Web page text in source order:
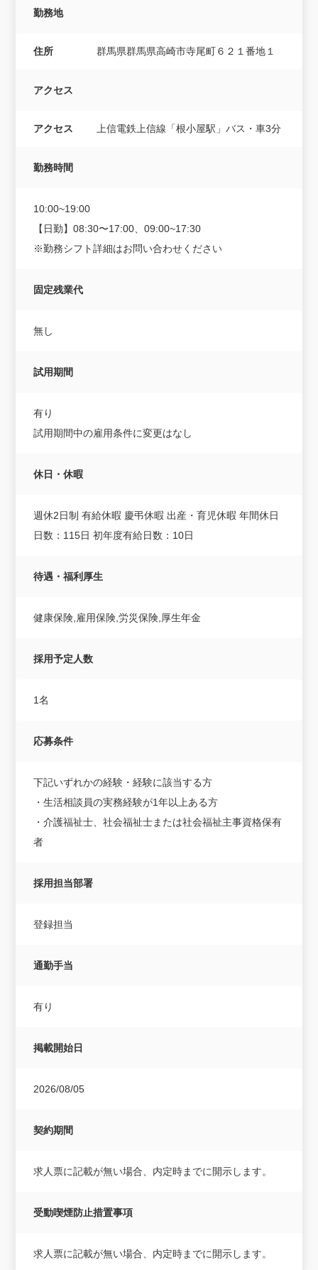
勤務地
住所 群馬県群馬県高崎市寺尾町６２１番地１
アクセス
アクセス 上信電鉄上信線「根小屋駅」バス・車3分
勤務時間
10:00~19:00
【日勤】08:30〜17:00、09:00~17:30
※勤務シフト詳細はお問い合わせください
固定残業代
無し
試用期間
有り
試用期間中の雇用条件に変更はなし
休日・休暇
週休2日制 有給休暇 慶弔休暇 出産・育児休暇 年間休日
日数：115日 初年度有給日数：10日
待遇・福利厚生
健康保険,雇用保険,労災保険,厚生年金
採用予定人数
1名
応募条件
下記いずれかの経験・経験に該当する方
・生活相談員の実務経験が1年以上ある方
・介護福祉士、社会福祉士または社会福祉主事資格保有
者
採用担当部署
登録担当
通勤手当
有り
掲載開始日
2026/08/05
契約期間
求人票に記載が無い場合、内定時までに開示します。
受動喫煙防止措置事項
求人票に記載が無い場合、内定時までに開示します。